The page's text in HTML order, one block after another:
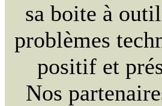
sa boite à
problèmes
positif et
Nos